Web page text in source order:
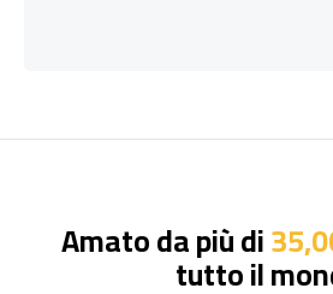
Amato da più di
tutto il